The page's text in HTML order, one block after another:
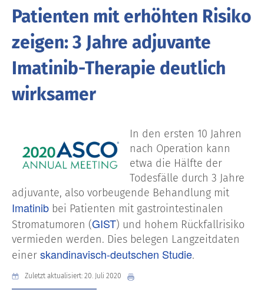
Patienten mit erhöhten Risiko
zeigen: 3 Jahre adjuvante
Imatinib-Therapie deutlich
wirksamer
In den ersten 10 Jahren
nach Operation kann
etwa die Hälfte der
Todesfälle durch 3 Jahre
adjuvante, also vorbeugende Behandlung mit
Imatinib bei Patienten mit gastrointestinalen
Stromatumoren (GIST) und hohem Rückfallrisiko
vermieden werden. Dies belegen Langzeitdaten
einer skandinavisch-deutschen Studie.
Zuletzt aktualisiert: 20. Juli 2020